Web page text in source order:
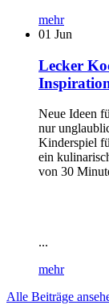
mehr
01 Jun
Lecker
Neue Ideen
nur
Kinderspiel
ein
von 30
...
mehr
Alle Beiträge